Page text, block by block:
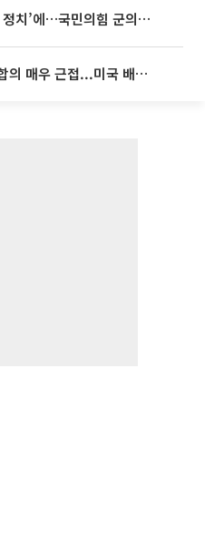
우성빈 기장군수 ‘유튜브 정치’에…국민의힘 군의원들 집단 반발
이란 “호르무즈 새 항로 합의 매우 근접...미국 배상 먼저”